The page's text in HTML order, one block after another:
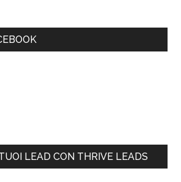
LEAD CON THRIVE LEADS